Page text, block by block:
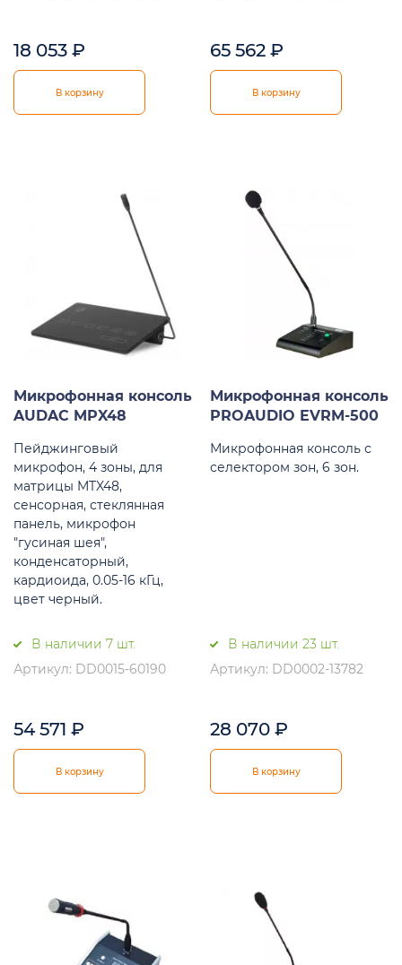
18 053 ₽
В корзину
65 562 ₽
В корзину
Микрофонная консоль
AUDAC MPX48
Пейджинговый
микрофон, 4 зоны, для
матрицы MTX48,
сенсорная, стеклянная
панель, микрофон
"гусиная шея",
конденсаторный,
кардиоида, 0.05-16 кГц,
цвет черный.
В наличии 7 шт.
Артикул: DD0015-60190
54 571 ₽
В корзину
Микрофонная консоль
PROAUDIO EVRM-500
Микрофонная консоль с
селектором зон, 6 зон.
В наличии 23 шт.
Артикул: DD0002-13782
28 070 ₽
В корзину